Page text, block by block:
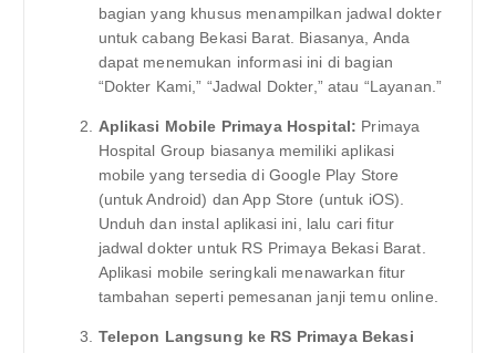
bagian yang khusus menampilkan jadwal dokter
untuk cabang Bekasi Barat. Biasanya, Anda
dapat menemukan informasi ini di bagian
“Dokter Kami,” “Jadwal Dokter,” atau “Layanan.”
Aplikasi Mobile Primaya Hospital: Primaya
Hospital Group biasanya memiliki aplikasi
mobile yang tersedia di Google Play Store
(untuk Android) dan App Store (untuk iOS).
Unduh dan instal aplikasi ini, lalu cari fitur
jadwal dokter untuk RS Primaya Bekasi Barat.
Aplikasi mobile seringkali menawarkan fitur
tambahan seperti pemesanan janji temu online.
Telepon Langsung ke RS Primaya Bekasi